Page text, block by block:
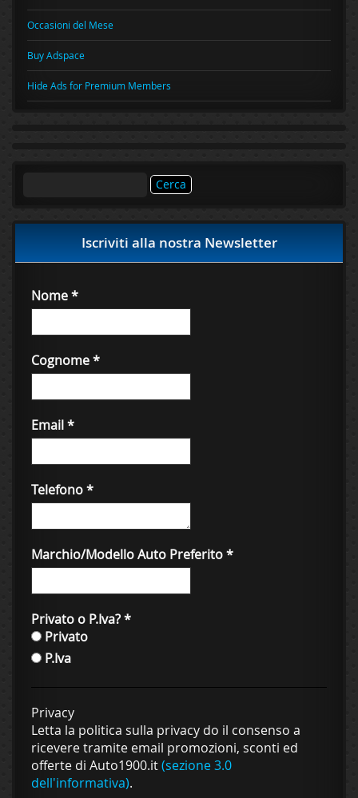
Occasioni del Mese
Buy Adspace
Hide Ads for Premium Members
Iscriviti alla nostra Newsletter
Nome*
Cognome*
Email*
Telefono*
Marchio/Modello Auto Preferito*
Privato o P.Iva?*
Privato
P.Iva
Privacy
Letta la politica sulla privacy do il consenso a
ricevere tramite email promozioni, sconti ed
offerte di Auto1900.it(sezione 3.0
dell'informativa).